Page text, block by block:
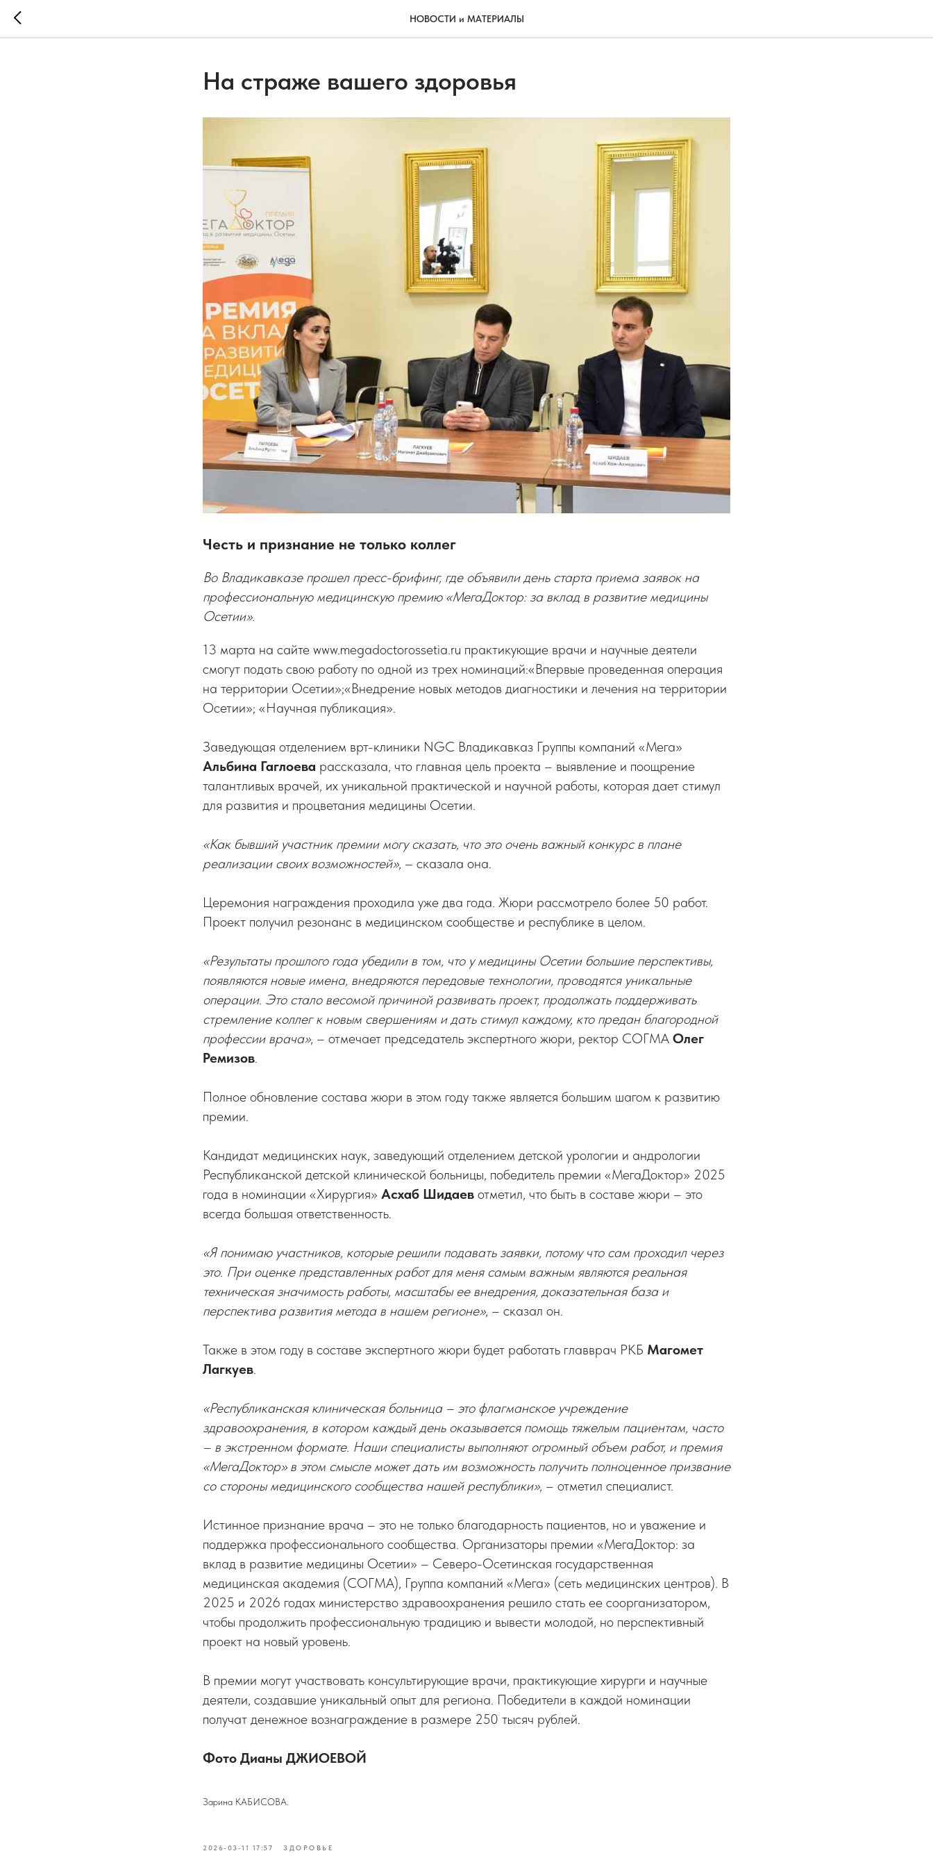
НОВОСТИ и МАТЕРИАЛЫ
На страже вашего здоровья
Честь и признание не только коллег
Во Владикавказе прошел пресс-брифинг, где объявили день старта приема заявок на
профессиональную медицинскую премию «МегаДоктор: за вклад в развитие медицины
Осетии».
13 марта на сайте www.megadoctorossetia.ru практикующие врачи и научные деятели
смогут подать свою работу по одной из трех номинаций:«Впервые проведенная операция
на территории Осетии»;«Внедрение новых методов диагностики и лечения на территории
Осетии»; «Научная публикация».
Заведующая отделением врт-клиники NGC Владикавказ Группы компаний «Мега»
Альбина Гаглоева рассказала, что главная цель проекта – выявление и поощрение
талантливых врачей, их уникальной практической и научной работы, которая дает стимул
для развития и процветания медицины Осетии.
«Как бывший участник премии могу сказать, что это очень важный конкурс в плане
реализации своих возможностей», – сказала она.
Церемония награждения проходила уже два года. Жюри рассмотрело более 50 работ.
Проект получил резонанс в медицинском сообществе и республике в целом.
«Результаты прошлого года убедили в том, что у медицины Осетии большие перспективы,
появляются новые имена, внедряются передовые технологии, проводятся уникальные
операции. Это стало весомой причиной развивать проект, продолжать поддерживать
стремление коллег к новым свершениям и дать стимул каждому, кто предан благородной
профессии врача», – отмечает председатель экспертного жюри, ректор СОГМА Олег
Ремизов.
Полное обновление состава жюри в этом году также является большим шагом к развитию
премии.
Кандидат медицинских наук, заведующий отделением детской урологии и андрологии
Республиканской детской клинической больницы, победитель премии «МегаДоктор» 2025
года в номинации «Хирургия» Асхаб Шидаев отметил, что быть в составе жюри – это
всегда большая ответственность.
«Я понимаю участников, которые решили подавать заявки, потому что сам проходил через
это. При оценке представленных работ для меня самым важным являются реальная
техническая значимость работы, масштабы ее внедрения, доказательная база и
перспектива развития метода в нашем регионе», – сказал он.
Также в этом году в составе экспертного жюри будет работать главврач РКБ Магомет
Лагкуев.
«Республиканская клиническая больница – это флагманское учреждение
здравоохранения, в котором каждый день оказывается помощь тяжелым пациентам, часто
– в экстренном формате. Наши специалисты выполняют огромный объем работ, и премия
«МегаДоктор» в этом смысле может дать им возможность получить полноценное призвание
со стороны медицинского сообщества нашей республики», – отметил специалист.
Истинное признание врача – это не только благодарность пациентов, но и уважение и
поддержка профессионального сообщества. Организаторы премии «МегаДоктор: за
вклад в развитие медицины Осетии» – Северо-Осетинская государственная
медицинская академия (СОГМА), Группа компаний «Мега» (сеть медицинских центров). В
2025 и 2026 годах министерство здравоохранения решило стать ее соорганизатором,
чтобы продолжить профессиональную традицию и вывести молодой, но перспективный
проект на новый уровень.
В премии могут участвовать консультирующие врачи, практикующие хирурги и научные
деятели, создавшие уникальный опыт для региона. Победители в каждой номинации
получат денежное вознаграждение в размере 250 тысяч рублей.
Фото Дианы ДЖИОЕВОЙ
Зарина КАБИСОВА.
2026-03-11 17:57 ЗДОРОВЬЕ